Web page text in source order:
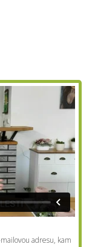
adresu, kam